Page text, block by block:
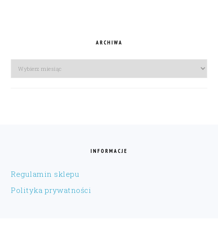
ARCHIWA
Archiwa
INFORMACJE
Regulamin sklepu
Polityka prywatności